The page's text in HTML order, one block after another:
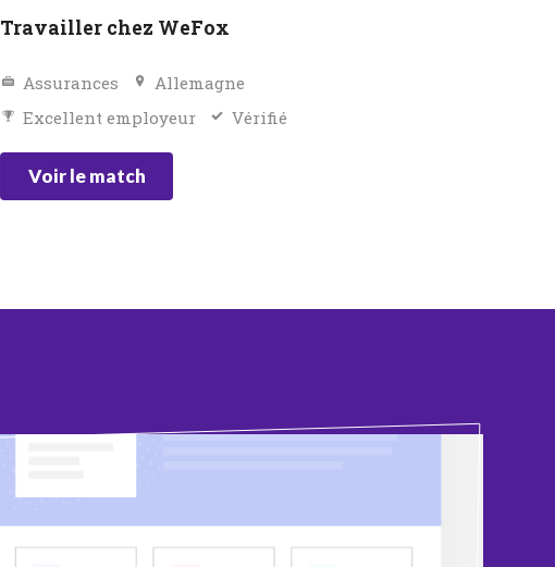
Travailler chez WeFox
Assurances
Allemagne
Excellent employeur
Vérifié
Voir le match